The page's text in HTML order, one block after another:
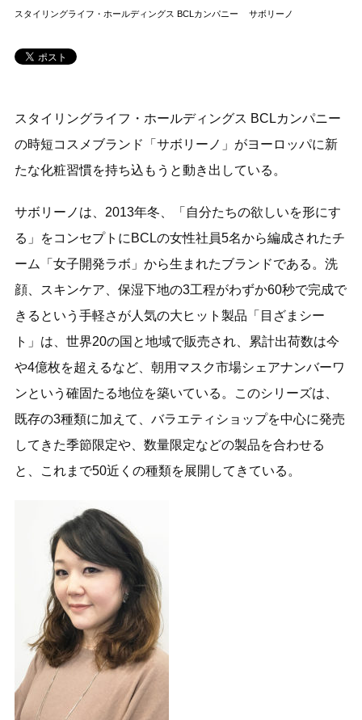
スタイリングライフ・ホールディングス BCLカンパニー サボリーノ
スタイリングライフ・ホールディングス BCLカンパニー
の時短コスメブランド「サボリーノ」がヨーロッパに新
たな化粧習慣を持ち込もうと動き出している。
サボリーノは、2013年冬、「自分たちの欲しいを形にす
る」をコンセプトにBCLの女性社員5名から編成されたチ
ーム「女子開発ラボ」から生まれたブランドである。洗
顔、スキンケア、保湿下地の3工程がわずか60秒で完成で
きるという手軽さが人気の大ヒット製品「目ざまシー
ト」は、世界20の国と地域で販売され、累計出荷数は今
や4億枚を超えるなど、朝用マスク市場シェアナンバーワ
ンという確固たる地位を築いている。このシリーズは、
既存の3種類に加えて、バラエティショップを中心に発売
してきた季節限定や、数量限定などの製品を合わせる
と、これまで50近くの種類を展開してきている。